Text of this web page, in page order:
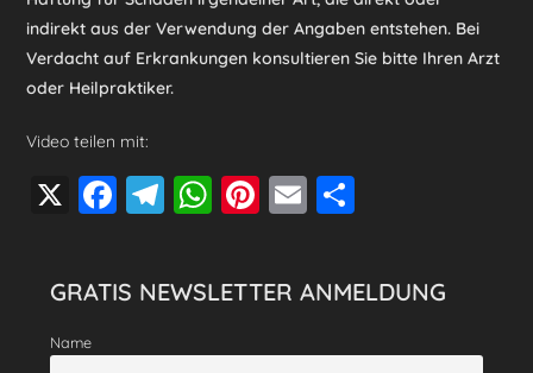
indirekt aus der Verwendung der Angaben entstehen. Bei
Verdacht auf Erkrankungen konsultieren Sie bitte Ihren Arzt
oder Heilpraktiker.
Video teilen mit:
X
F
c
e
b
T
e
gr
a
W
at
s
A
Pi
er
e
st
E
ai
l
e
n
GRATIS NEWSLETTER ANMELDUNG
Name